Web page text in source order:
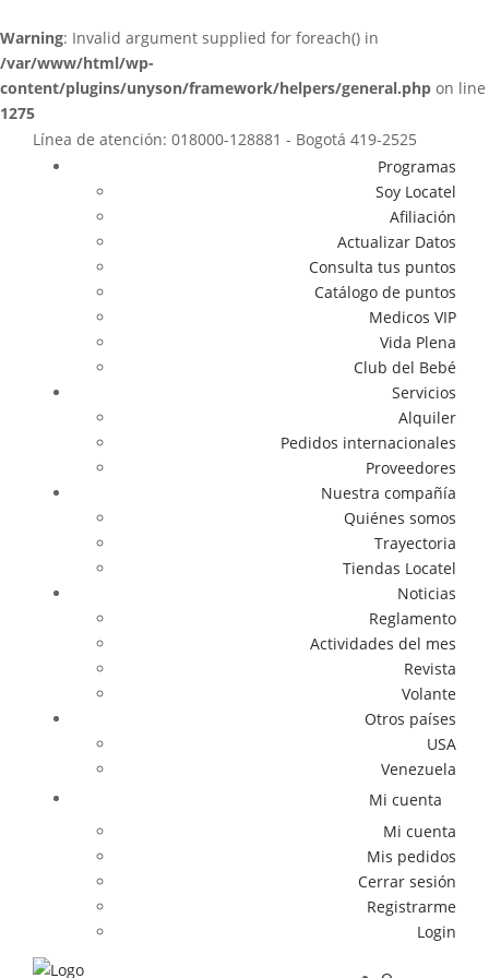
Warning: Invalid argument supplied for foreach() in
/var/www/html/wp-
content/plugins/unyson/framework/helpers/general.php on line
1275
Línea de atención: 018000-128881 - Bogotá 419-2525
Programas
Soy Locatel
Afiliación
Actualizar Datos
Consulta tus puntos
Catálogo de puntos
Medicos VIP
Vida Plena
Club del Bebé
Servicios
Alquiler
Pedidos internacionales
Proveedores
Nuestra compañía
Quiénes somos
Trayectoria
Tiendas Locatel
Noticias
Reglamento
Actividades del mes
Revista
Volante
Otros países
USA
Venezuela
Mi cuenta
Mi cuenta
Mis pedidos
Cerrar sesión
Registrarme
Login